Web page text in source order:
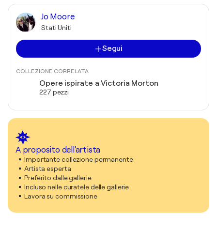
Jo Moore
Stati Uniti
Segui
COLLEZIONE CORRELATA
Opere ispirate a Victoria Morton
227 pezzi
A proposito dell'artista
Importante collezione permanente
Artista esperta
Preferito dalle gallerie
Incluso nelle curatele delle gallerie
Lavora su commissione